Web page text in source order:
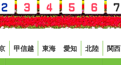
甲信越 東海 愛知 北陸 関西